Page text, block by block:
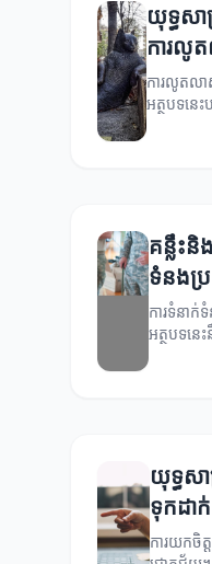
យុទ្ធសា
ការលូ
ការលូតលា
អត្ថបទនេ
គន្លឹះនិ
ទំនងប្
ការទំនាក់
អត្ថបទនេ
អាចជួយឱ្យ
យុទ្ធសា
ទុកដាក់
ការយកចិ